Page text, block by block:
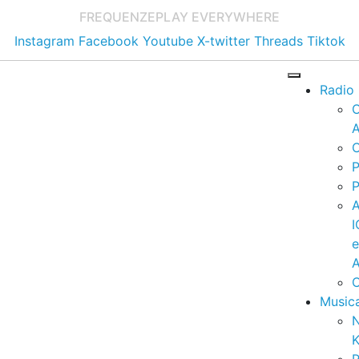
FREQUENZEPLAY EVERYWHERE
Instagram Facebook Youtube X-twitter Threads Tiktok
Radio
e